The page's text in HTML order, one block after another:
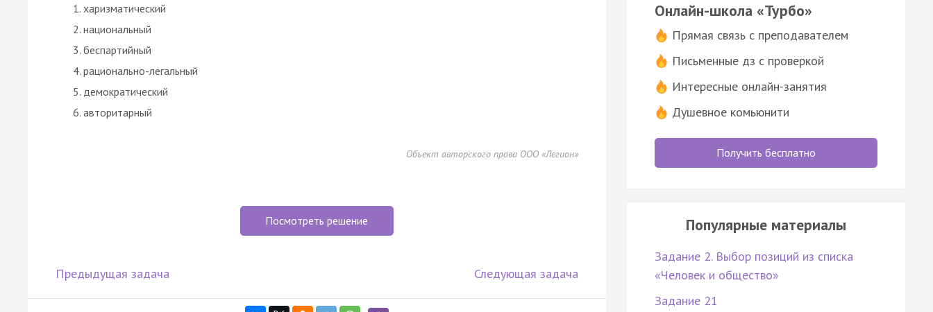
харизматический
национальный
беспартийный
рационально-легальный
демократический
авторитарный
Объект авторского права ООО «Легион»
Посмотреть решение
Предыдущая задача Следующая задача
Онлайн-школа «Турбо»
Прямая связь с преподавателем
Письменные дз с проверкой
Интересные онлайн-занятия
Душевное комьюнити
Получить бесплатно
Популярные материалы
Задание 2. Выбор позиций из списка
«Человек и общество»
Задание 21